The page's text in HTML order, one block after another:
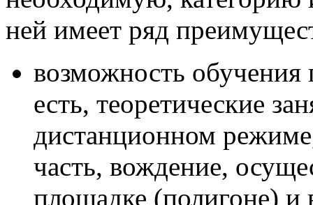
ней имеет ряд
возможность
есть, теоретические
дистанционном
часть, вождение,
площадке (полигоне) и